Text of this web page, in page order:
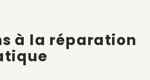
à la réparation